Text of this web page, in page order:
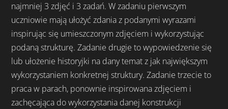
najmniej 3 zdjęć i 3 zadań. W zadaniu pierwszym
uczniowie mają ułożyć zdania z podanymi wyrazami
inspirując się umieszczonym zdjęciem i wykorzystując
podaną strukturę. Zadanie drugie to wypowiedzenie się
lub ułożenie historyjki na dany temat z jak największym
wykorzystaniem konkretnej struktury. Zadanie trzecie to
praca w parach, ponownie inspirowana zdjęciem i
zachęcająca do wykorzystania danej konstrukcji